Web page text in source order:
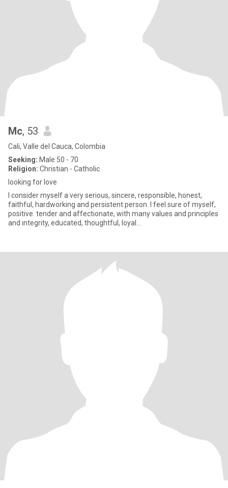
Mc, 53
Cali, Valle del Cauca, Colombia
Seeking: Male 50 - 70
Religion: Christian - Catholic
looking for love
I consider myself a very serious, sincere, responsible, honest,
faithful, hardworking and persistent person. I feel sure of myself,
positive. tender and affectionate, with many values ​​and principles
and integrity, educated, thoughtful, loyal...